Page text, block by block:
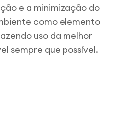
e a minimização do
como elemento
uso da melhor
sempre que possível.